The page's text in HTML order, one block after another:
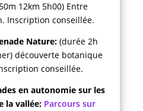
12km 5h00) Entre
Inscription conseillée.
Nature: (durée 2h
découverte botanique
conseillée.
en autonomie sur les
la vallée: Parcours sur